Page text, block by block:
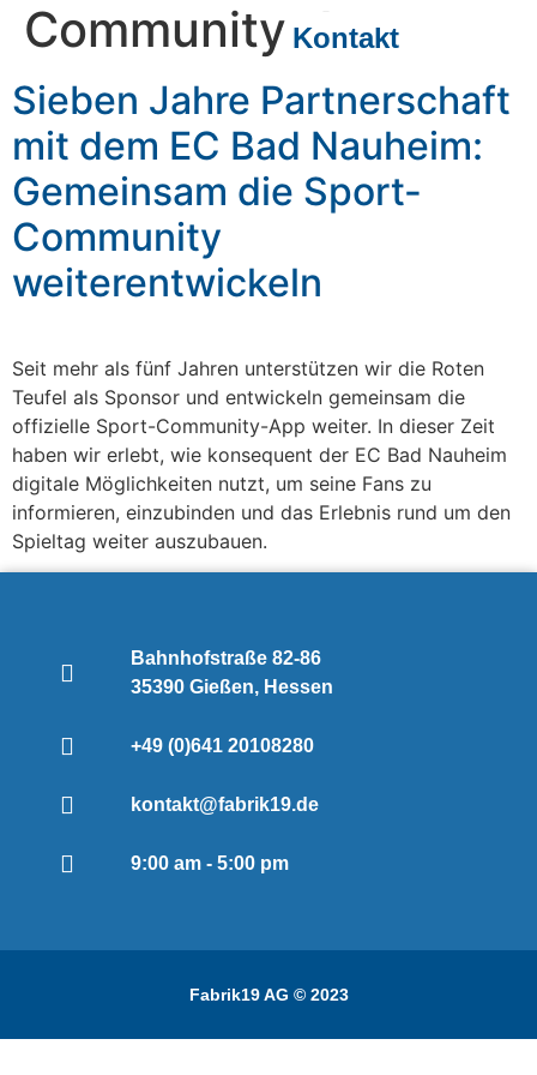
Kontakt
Community-App
Sieben Jahre Partnerschaft
mit dem EC Bad Nauheim:
Gemeinsam die Sport-
Community
weiterentwickeln
Seit mehr als fünf Jahren unterstützen wir die Roten
Teufel als Sponsor und entwickeln gemeinsam die
offizielle Sport-Community-App weiter. In dieser Zeit
haben wir erlebt, wie konsequent der EC Bad Nauheim
digitale Möglichkeiten nutzt, um seine Fans zu
informieren, einzubinden und das Erlebnis rund um den
Spieltag weiter auszubauen.
Bahnhofstraße 82-86
35390 Gießen, Hessen
+49 (0)641 20108280
kontakt@fabrik19.de
9:00 am - 5:00 pm
Fabrik19 AG © 2023